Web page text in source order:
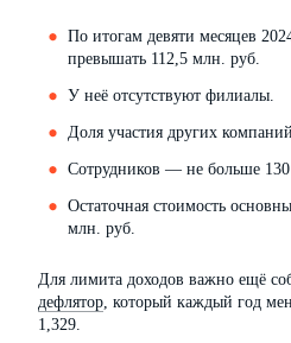
По итогам девяти месяцев
превышать 112,5 млн. руб.
У неё отсутствуют филиалы.
Доля участия других
Сотрудников — не больше 130
Остаточная стоимость
млн. руб.
Для лимита доходов важно ещё
дефлятор, который каждый год
1,329.